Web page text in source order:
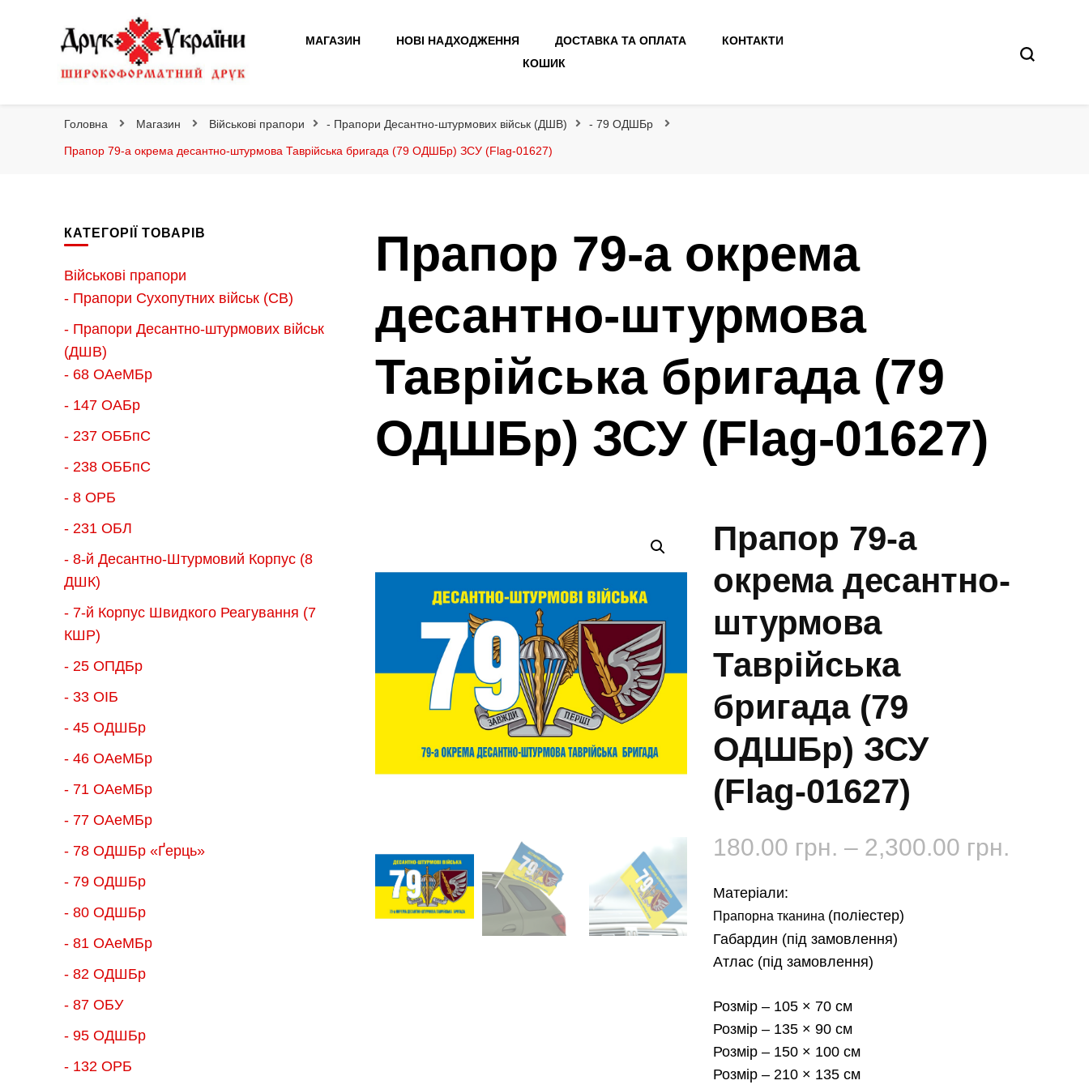
Друк України
МАГАЗИН НОВІ НАДХОДЖЕННЯ ДОСТАВКА ТА ОПЛАТА
КОНТАКТИ
КОШИК
Головна Магазин Військові прапори - Прапори Десантно-штурмових військ (ДШВ) - 79 ОДШБр
Прапор 79-а окрема десантно-штурмова Таврійська бригада (79 ОДШБр) ЗСУ (Flag-01627)
Прапор 79-а окрема
десантно-штурмова
Таврійська бригада (79
ОДШБр) ЗСУ (Flag-01627)
Прапор 79-а
окрема десантно-
штурмова
Таврійська
бригада (79
ОДШБр) ЗСУ
(Flag-01627)
180.00 грн. – 2,300.00 грн.
Матеріали:
Прапорна тканина (поліестер)
Габардин (під замовлення)
Атлас (під замовлення)
Розмір – 105 × 70 см
Розмір – 135 × 90 см
Розмір – 150 × 100 см
Розмір – 210 × 135 см
КАТЕГОРІЇ ТОВАРІВ
Військові прапори
- Прапори Сухопутних військ (СВ)
- Прапори Десантно-штурмових військ
(ДШВ)
- 68 ОАеМБр
- 147 ОАБр
- 237 ОББпС
- 238 ОББпС
- 8 ОРБ
- 231 ОБЛ
- 8-й Десантно-Штурмовий Корпус (8
ДШК)
- 7-й Корпус Швидкого Реагування (7
КШР)
- 25 ОПДБр
- 33 ОІБ
- 45 ОДШБр
- 46 ОАеМБр
- 71 ОАеМБр
- 77 ОАеМБр
- 78 ОДШБр «Ґерць»
- 79 ОДШБр
- 80 ОДШБр
- 81 ОАеМБр
- 82 ОДШБр
- 87 ОБУ
- 95 ОДШБр
- 132 ОРБ